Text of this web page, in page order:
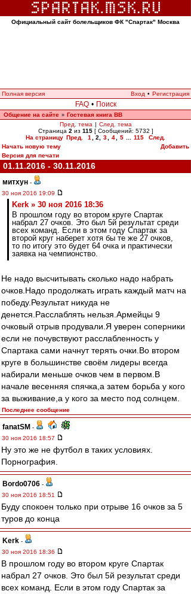
Официальный сайт болельщиков ФК "Спартак" Москва
Полная версия Вход • Регистрация
FAQ • Поиск
Общение на сайте » Гостевая книга ВВ
Пред. тема | След. тема
Страница 2 из 115[ Сообщений: 5732 ]
На страницу Пред. 1 2 3 4 5 115
След.
Начать новую тему
Добавить
Версия для печати
01.11.2016 - 30.11.2016
митхун -
30 ноя 2016 19:09
Kerk » 30 ноя 2016 18:36
В прошлом году во втором круге Спартак
набрал 27 очков. Это был 5й результат среди
всех команд. Если в этом году Спартак за
второй круг наберет хотя бы те же 27 очков,
то по итогу это будет 64 очка и практически
заявка на чемпионство.
Не надо высчитывать сколько надо набрать
очков.Надо продолжать играть каждый матч на
победу.Результат никуда не
денется.Расслаблять нельзя.Армейцы 9
очковый отрыв продували.Я уверен соперники
если не почувствуют расслабленность у
Спартака сами начнут терять очки.Во втором
круге в большинстве своём лидеры всегда
набирали меньше очков чем в первом.В
начале весенняя спячка,а затем борьба у кого
за выживание,а у кого за место под солнцем.
Последнее сообщение
fanatSM -
30 ноя 2016 18:57
Ну это же не футбол в таких условиях.
Порнография.
Bordo0706 -
30 ноя 2016 18:51
Буду спокоен только при отрыве 16 очков за 5
туров до конца
Kerk -
30 ноя 2016 18:36
В прошлом году во втором круге Спартак
набрал 27 очков. Это был 5й результат среди
всех команд. Если в этом году Спартак за